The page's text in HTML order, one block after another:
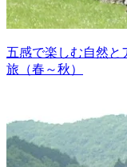
五感で楽しむ自然と
旅（春～秋）